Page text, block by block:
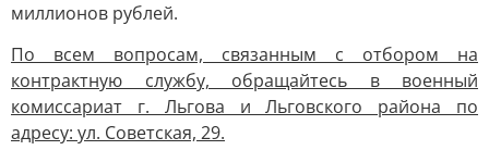
миллионов рублей.
По всем вопросам, связанным с отбором на
контрактную службу, обращайтесь в военный
комиссариат г. Льгова и Льговского района по
адресу: ул. Советская, 29.